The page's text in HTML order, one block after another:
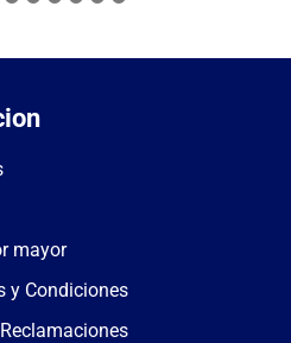
mayor
y Condiciones